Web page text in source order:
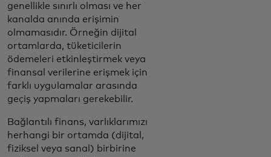
genellikle sınırlı olması ve her
kanalda anında erişimin
olmamasıdır. Örneğin dijital
ortamlarda, tüketicilerin
ödemeleri etkinleştirmek veya
finansal verilerine erişmek için
farklı uygulamalar arasında
geçiş yapmaları gerekebilir.
Bağlantılı finans, varlıklarımızı
herhangi bir ortamda (dijital,
fiziksel veya sanal) birbirine